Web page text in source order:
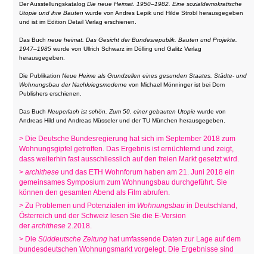
Der AusstellungskatalogDie neue Heimat. 1950–1982. Eine sozialdemokratische
Utopie und ihre Bautenwurde von Andres Lepik und Hilde Strobl herausgegeben
und ist im Edition Detail Verlag erschienen.
Das Buchneue heimat. Das Gesicht der Bundesrepublik. Bauten und Projekte.
1947–1985wurde von Ullrich Schwarz im Dölling und Galitz Verlag
herausgegeben.
Die PublikationNeue Heime als Grundzellen eines gesunden Staates. Städte- und
Wohnungsbau der Nachkriegsmodernevon Michael Mönninger ist bei Dom
Publishers erschienen.
Das BuchNeuperlach ist schön. Zum 50. einer gebauten Utopiewurde von
Andreas Hild und Andreas Müsseler und der TU München herausgegeben.
> Die Deutsche Bundesregierung hat sich im September 2018 zum
Wohnungsgipfel getroffen. Das Ergebnis ist ernüchternd und zeigt,
dass weiterhin fast ausschliesslich auf den freien Markt gesetzt wird.
>archithese und das ETH Wohnforum haben am 21. Juni 2018 ein
gemeinsames Symposium zum Wohnungsbau durchgeführt. Sie
können den gesamten Abend als Film abrufen.
> Zu Problemen und Potenzialen im Wohnungsbau in Deutschland,
Österreich und der Schweiz lesen Sie die E-Version
derarchithese 2.2018.
> DieSüddeutsche Zeitung hat umfassende Daten zur Lage auf dem
bundesdeutschen Wohnungsmarkt vorgelegt. Die Ergebnisse sind